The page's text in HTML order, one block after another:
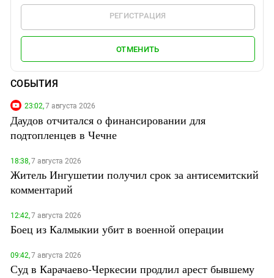
РЕГИСТРАЦИЯ
ОТМЕНИТЬ
СОБЫТИЯ
23:02,7 августа 2026
Даудов отчитался о финансировании для
подтопленцев в Чечне
18:38,7 августа 2026
Житель Ингушетии получил срок за антисемитский
комментарий
12:42,7 августа 2026
Боец из Калмыкии убит в военной операции
09:42,7 августа 2026
Суд в Карачаево-Черкесии продлил арест бывшему